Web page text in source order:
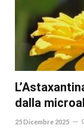
dalla
25 Dicembre 2025